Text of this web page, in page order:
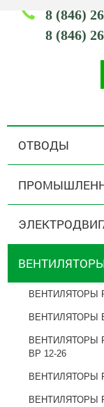
8 (846)
8 (846)
ОТВОДЫ
ВЕНТИЛЯТОРЫ
ВЕНТИЛЯТОРЫ
ВЕНТИЛЯТОРЫ
ВР 12-26
ВЕНТИЛЯТОРЫ
ВЕНТИЛЯТОРЫ